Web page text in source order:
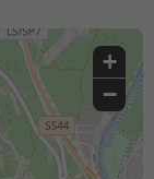
+
−